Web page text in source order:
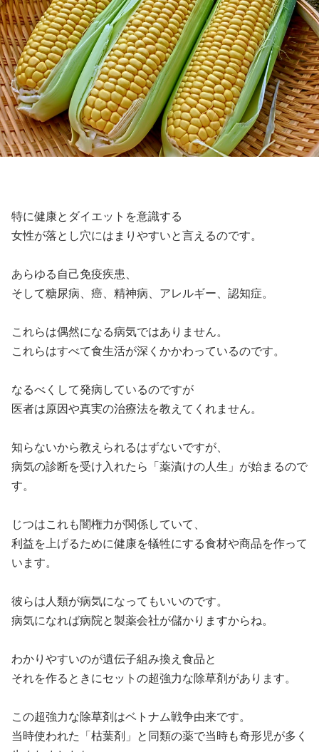
特に健康とダイエットを意識する
女性が落とし穴にはまりやすいと言えるのです。
あらゆる自己免疫疾患、
そして糖尿病、癌、精神病、アレルギー、認知症。
これらは偶然になる病気ではありません。
これらはすべて食生活が深くかかわっているのです。
なるべくして発病しているのですが
医者は原因や真実の治療法を教えてくれません。
知らないから教えられるはずないですが、
病気の診断を受け入れたら「薬漬けの人生」が始まるので
す。
じつはこれも闇権力が関係していて、
利益を上げるために健康を犠牲にする食材や商品を作って
います。
彼らは人類が病気になってもいいのです。
病気になれば病院と製薬会社が儲かりますからね。
わかりやすいのが遺伝子組み換え食品と
それを作るときにセットの超強力な除草剤があります。
この超強力な除草剤はベトナム戦争由来です。
当時使われた「枯葉剤」と同類の薬で当時も奇形児が多く